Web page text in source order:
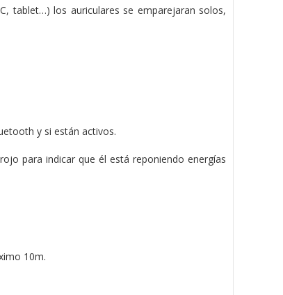
tablet…) los auriculares se emparejaran solos,
y si están activos.
para indicar que él está reponiendo energías
10m.